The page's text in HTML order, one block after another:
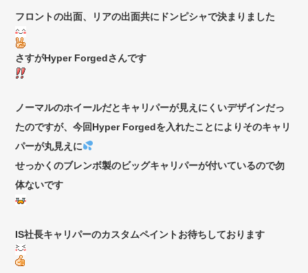
フロントの出面、リアの出面共にドンピシャで決まりました
さすがHyper Forgedさんです
ノーマルのホイールだとキャリパーが見えにくいデザインだっ
たのですが、今回Hyper Forgedを入れたことによりそのキャリ
パーが丸見えに
せっかくのブレンボ製のビッグキャリパーが付いているので勿
体ないです
IS社長キャリパーのカスタムペイントお待ちしております